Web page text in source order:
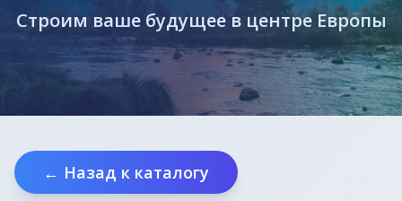
Недвижимость в Словении
Дома на Бледе
Земельные участки в Бледе
Строим ваше будущее в центре Европы
← Назад к каталогу